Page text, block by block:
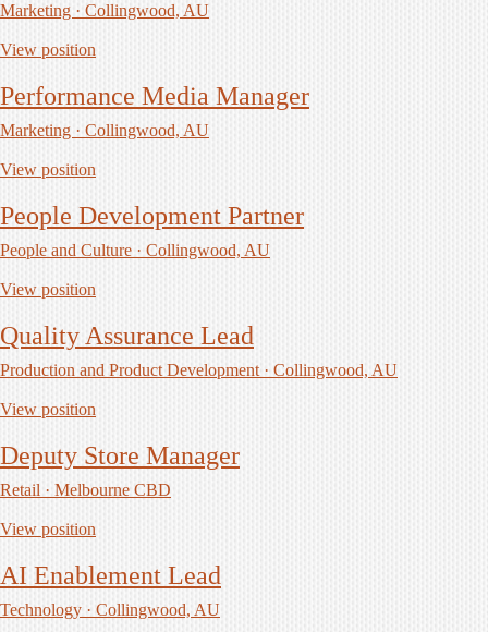
Marketing · Collingwood, AU
View position
Performance Media Manager
Marketing · Collingwood, AU
View position
People Development Partner
People and Culture · Collingwood, AU
View position
Quality Assurance Lead
Production and Product Development · Collingwood, AU
View position
Deputy Store Manager
Retail · Melbourne CBD
View position
AI Enablement Lead
Technology · Collingwood, AU